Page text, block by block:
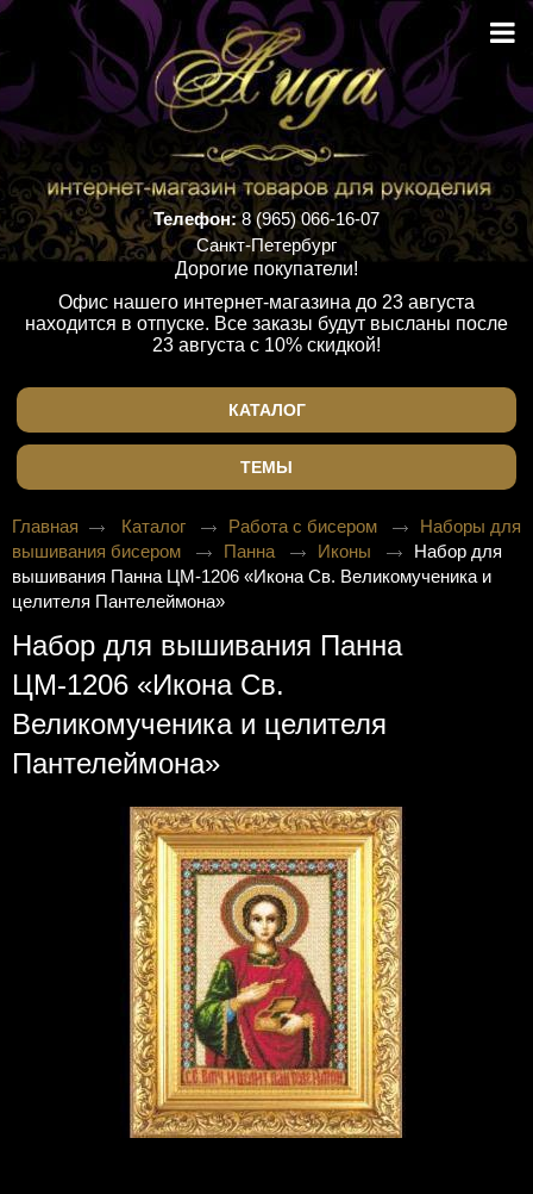
Телефон:8 (965) 066-16-07
Санкт-Петербург
Дорогие покупатели!
Офис нашего интернет-магазина до 23 августа
находится в отпуске. Все заказы будут высланы после
23 августа с 10% скидкой!
КАТАЛОГ
ТЕМЫ
Главная Каталог Работа с бисером
Наборы для
вышивания бисером
Панна Иконы
Набор для
вышивания Панна ЦМ-1206 «Икона Св. Великомученика и
целителя Пантелеймона»
Набор для вышивания Панна
ЦМ-1206 «Икона Св.
Великомученика и целителя
Пантелеймона»